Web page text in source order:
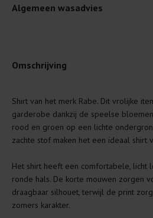
Algemeen wasadvies
Je wilt natuurlijk lang plezier
Daarom geven wij een aantal
Lees altijd eerst even het was-
Was kleding binnenste buiten.
buitenkant.
Wees zuinig met wasmiddel. Per
genoeg.
Omschrijving
Shirt van het merk Rabe. Dit vrolijke
garderobe dankzij de speelse
rood en groen op een lichte
zachte stof maken het een ideaal shirt
Het shirt heeft een comfortabele, licht
ronde hals. De korte mouwen zorgen
draagbaar silhouet, terwijl de print
zomers karakter.